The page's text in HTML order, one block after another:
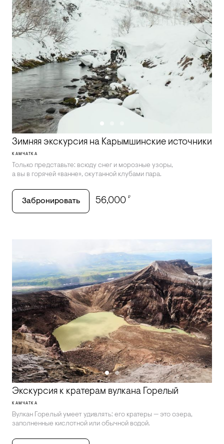
Зимняя экскурсия на Карымшинские источники
КАМЧАТКА
Только представьте: всюду снег и морозные узоры,
а вы в горячей «ванне», окутанной клубами пара.
Забронировать 56,000 ₽
Экскурсия к кратерам вулкана Горелый
КАМЧАТКА
Вулкан Горелый умеет удивлять: его кратеры — это озера,
заполненные кислотной или обычной водой.